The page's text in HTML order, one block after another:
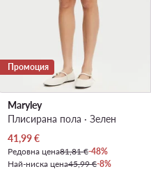
Промоция
Maryley
Плисирана пола · Зелен
Актуална цена
41,99€
Редовна цена81,81 €-48%
Най-ниска цена45,99 €-8%